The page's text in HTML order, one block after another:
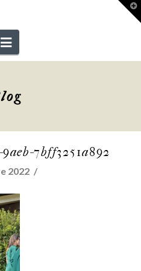
Navigation
7bff3251a892
2022